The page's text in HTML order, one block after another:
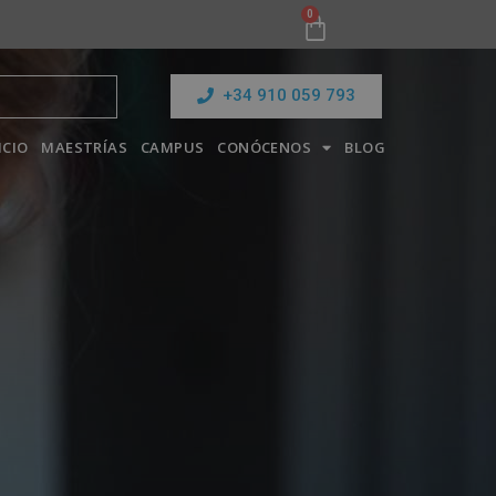
0
+34 910 059 793
MAESTRÍAS CAMPUS CONÓCENOS BLOG